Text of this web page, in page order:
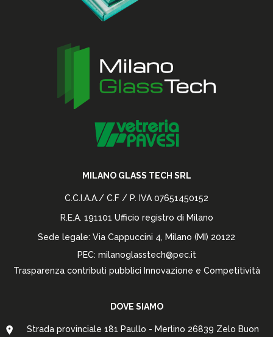
MILANO GLASS TECH SRL
C.C.I.A.A./ C.F / P. IVA 07651450152
R.E.A. 191101 Ufficio registro di Milano
Sede legale: Via Cappuccini 4, Milano (MI) 20122
PEC: milanoglasstech@pec.it
Trasparenza contributi pubblici Innovazione e Competitività
DOVE SIAMO
Strada provinciale 181 Paullo - Merlino 26839 Zelo Buon